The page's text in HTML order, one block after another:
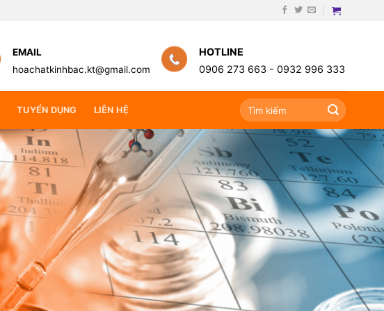
EMAIL
hoachatkinhbac.kt@gmail.com
HOTLINE
0906 273 663 -0932 996 333
TUYỂN DỤNG LIÊN HỆ
Search
for: